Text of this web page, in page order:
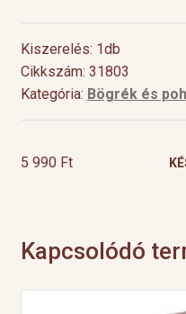
Kiszerelés: 1db
Cikkszám: 31803
Kategória: Bögrék és
5 990 Ft
Kapcsolódó